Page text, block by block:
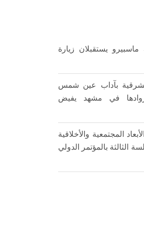
ماسبيرو يستقبلان زيارة
بآداب عين شمس
في مشهد يفيض
المجتمعية والأخلاقية
الثالثة بالمؤتمر الدولي